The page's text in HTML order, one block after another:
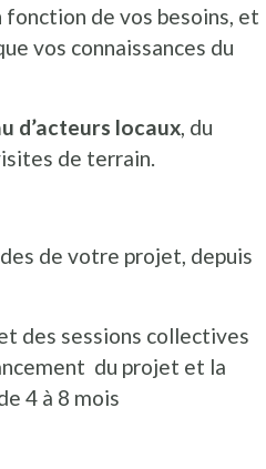
de vos besoins, et
vos connaissances du
d’acteurs locaux, du
de terrain.
de votre projet, depuis
des sessions collectives
du projet et la
4 à 8 mois